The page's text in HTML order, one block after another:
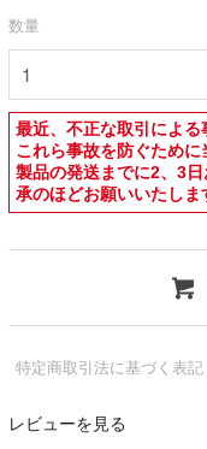
数量
最近、不正な取引による
これら事故を防ぐため
製品の発送までに2、3
承のほどお願いいたしま
特定商取引法に基づく表記
レビューを見る